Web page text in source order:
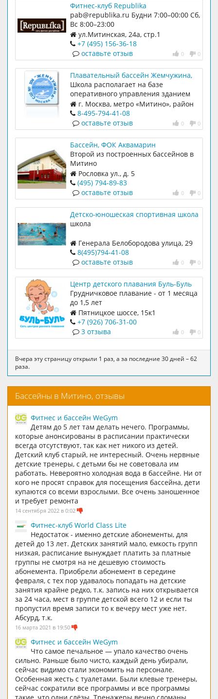
Фитнес-клуб Republika
pab@republika.ru Будни 7:00–00:00 Сб,
Вс 8:00–23:00
ул.Митинская, 24а, стр.1
+7 (495) 156-36-18
0 0
оставьте отзыв
Плавательный бассейн Жемчужина,
спортивная школа
Школа располагает на базе
оперативного управления зданием
бассейна по адресу г.Москва, ул.
Генерала Белобородова д.29.
Материальная база, ис
г. Москва, метро «Митино», район
Митино, ул. генерала Белобородова д.
29.
8-495-794-41-08
0 0
оставьте отзыв
Бассейн, ФОК Аквамарин
Второй из построенных бассейнов в
Митино
Рословка ул., д. 5
(495) 794-89-83
0 0
оставьте отзыв
Детско-юношеская спортивная школа
№104
школа
Генерала Белобородова улица, 29
8(495)794-41-08
0 0
оставьте отзыв
Центр детского плавания Буль-Буль
Грудничковое плавание - от 1 месяца
до 1,5 лет
Пятницкое шоссе, 15к1
+7 (926) 706-31-00
0 0
3 отзыва
Вчера эту страницу открыли 1 раз, а за последние 30 дней – 62
раза.
Бассейны в Митино, отзывы
Фитнес и бассейн WeGym
Детям до 5 лет там делать нечего. Программы,
которые анонсированы в расписании практически
всегда отсутствуют, так как нет никого из детей.
Детский клуб старый, не интересный. Очень нервные
детские тренеры, с детьми бы не советовала им
работать. Невероятно холодная вода в бассейне. Ни от
кого не просят справок для посещения бассейна, дети
купаются со всеми взрослыми. Все очень заношенное
и требует ремонта
14 сентября 2022 в 0:02
Фитнес-клуб World Class Lite
Недостаток - именно детские абонементы, для
детей до 13 лет. Детских занятий мало, емкость групп
низкая, расписание вынуждает платить за платные
группы не смотря на не дешевую стоимость
абонемента. Приобрели абонемент в середине
февраля, с тех пор удавалось попадать на детские
занятия крайне редко, т.к. запись на них открывается
за 24 часа, мест в группе детской всего 12 и если ты
пропустил время записи то к вечеру мест уже нет.
Абсурд, т.к.
16 марта 2021 в 19:50
Фитнес и бассейн WeGym
Что самое печальное — упало качество очень
сильно. Раньше было чисто, каждый день убирали,
сейчас видимо стали экономить на персонале.
Особенная жесть с туалетами. Были клевые тренеры,
сейчас сократили все программы и все программы